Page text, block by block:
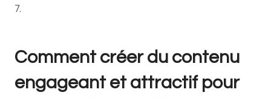
7.
Comment créer du contenu
engageant et attractif pour